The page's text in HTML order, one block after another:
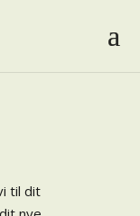
til dit